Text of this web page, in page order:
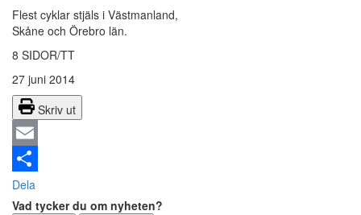
Flest cyklar stjäls i Västmanland,
Skåne och Örebro län.
8 SIDOR/TT
27 juni 2014
Skriv ut
Email
Dela
Vad tycker du om nyheten?